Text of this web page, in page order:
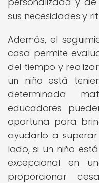
sus necesidades y
Además, el
casa permite
del tiempo y realizar
un niño está
determinada
educadores
oportuna para
ayudarlo a
lado, si un niño
excepcional en
proporcionar